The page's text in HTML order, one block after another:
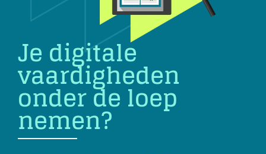
Je digitale
vaardigheden
onder de loep
nemen?